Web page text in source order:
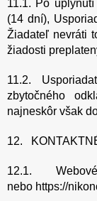
11.1. Po
(14 dní),
Žiadateľ nevráti
žiadosti
11.2.
zbytočného
najneskôr však
12.
12.1.
nebo https://